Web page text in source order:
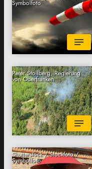
Symbolfoto
Peter Stollberg, Regierung
von Oberfranken
Shutterstock / Stockfoto /
Symbolfoto